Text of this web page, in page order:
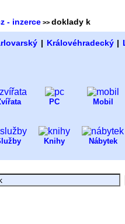
- inzerce >> doklady k
| Královéhradecký|
PC Mobil
Knihy Nábytek